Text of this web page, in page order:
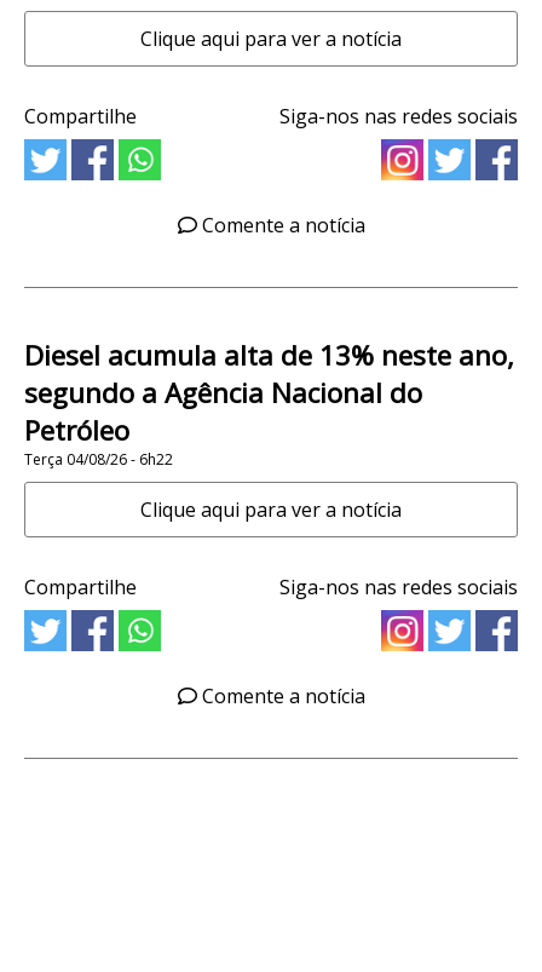
Clique aqui para ver a notícia
Compartilhe Siga-nos nas redes sociais
Comente a notícia
Diesel acumula alta de 13% neste ano,
segundo a Agência Nacional do
Petróleo
Terça 04/08/26 - 6h22
Clique aqui para ver a notícia
Compartilhe Siga-nos nas redes sociais
Comente a notícia